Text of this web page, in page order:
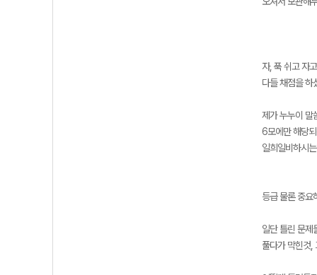
자, 푹 쉬고 자
다들 채점을 하
제가 누누이 말
6모에만 해당
일희일비하시
등급 물론 중요
일단 틀린 문제
풀다가 막힌것,